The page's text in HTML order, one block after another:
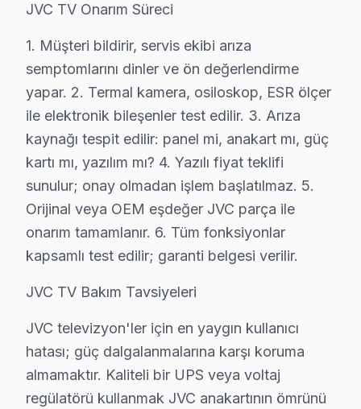
Elektronik Kart Servisi: Güç kaynağı kapasitör
Yazılım Müdahalesi: Smart televizyon platformunda
LED ve Aydınlatma: Backlight şerit tamiri veya
» Güngören ve çevre mahallelere aynı gün servis
Güngören'de JVC TV Tamir Maliyetleri
Güngören'de JVC televizyon ünitesi tamiri
Teşhis ücretsiz. Cihazınızı inceledikten sonra arıza
Fiyatlar neye göre değişir: Arıza tipi, ekran boyutu ve
Ödeme kolaylığı: Kredi kartı, havale ve NFC ödeme
Garanti dahil: Verdiğimiz her fiyata 6 ay işçilik ve 1-2
» Güngören'de aynı gün teşhis, şeffaf fiyat teklifi ve
JVC Servisi Garanti ve Sonrası Destek
Güngören JVC TV Servis Garanti Belgesi - 1 Yıl Parça
Güngören JVC akıllı TV düzeltme garantisi: 15 yıldır
JVC TV Onarım Süreci
1. Müşteri bildirir, servis ekibi arıza
semptomlarını dinler ve ön değerlendirme
yapar. 2. Termal kamera, osiloskop, ESR ölçer
ile elektronik bileşenler test edilir. 3. Arıza
kaynağı tespit edilir: panel mi, anakart mı, güç
kartı mı, yazılım mı? 4. Yazılı fiyat teklifi
sunulur; onay olmadan işlem başlatılmaz. 5.
Orijinal veya OEM eşdeğer JVC parça ile
onarım tamamlanır. 6. Tüm fonksiyonlar
kapsamlı test edilir; garanti belgesi verilir.
JVC TV Bakım Tavsiyeleri
JVC televizyon'ler için en yaygın kullanıcı
hatası; güç dalgalanmalarına karşı koruma
almamaktır. Kaliteli bir UPS veya voltaj
regülatörü kullanmak JVC anakartının ömrünü